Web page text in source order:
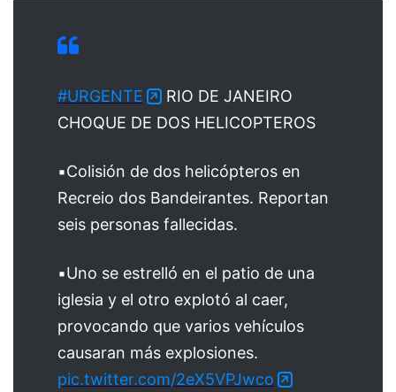
#URGENTE
RIO DE JANEIRO
CHOQUE DE DOS HELICOPTEROS
▪️Colisión de dos helicópteros en
Recreio dos Bandeirantes. Reportan
seis personas fallecidas.
▪️Uno se estrelló en el patio de una
iglesia y el otro explotó al caer,
provocando que varios vehículos
causaran más explosiones.
pic.twitter.com/2eX5VPJwco